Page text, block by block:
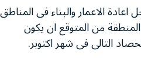
الاعمار والبناء فى المناطق
فى المنطقة من المتوقع ان يكون
التالى فى شهر اكتوبر.